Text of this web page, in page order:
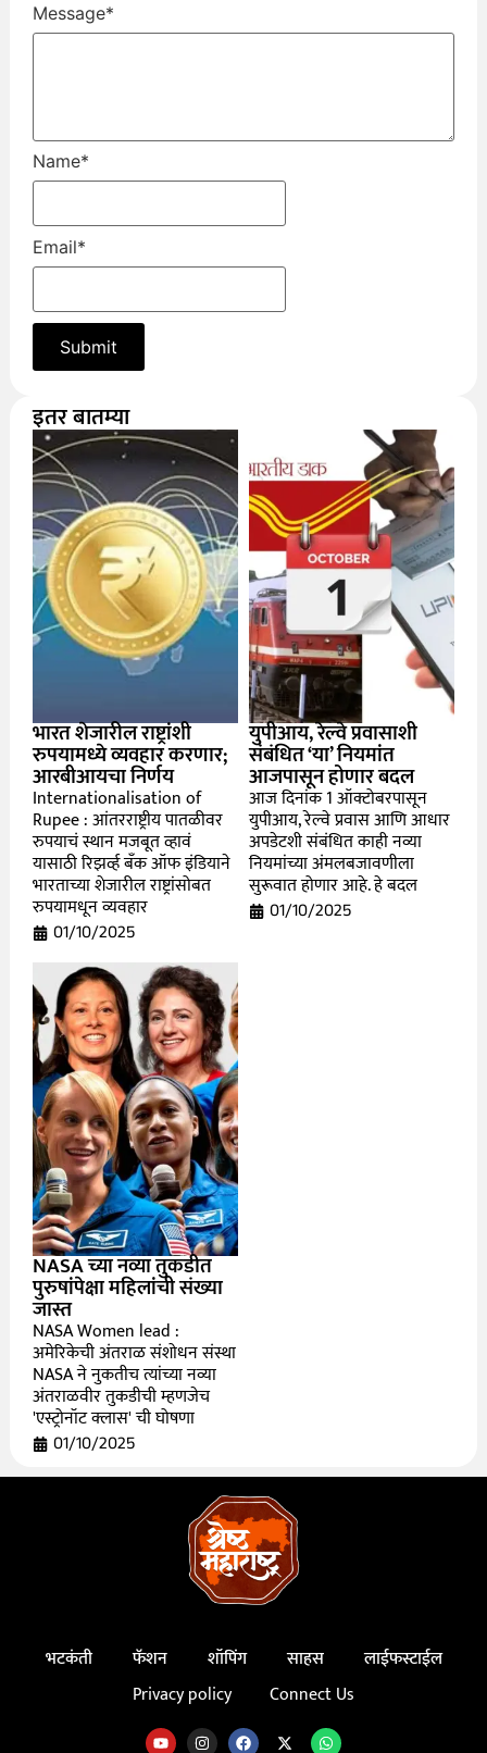
Message*
Name*
Email*
इतर बातम्या
भारत शेजारील राष्ट्रांशी
रुपयामध्ये व्यवहार करणार;
आरबीआयचा निर्णय
Internationalisation of
Rupee : आंतरराष्ट्रीय पातळीवर
रुपयाचं स्थान मजबूत व्हावं
यासाठी रिझर्व्ह बँक ऑफ इंडियाने
भारताच्या शेजारील राष्ट्रांसोबत
रुपयामधून व्यवहार
01/10/2025
युपीआय, रेल्वे प्रवासाशी
संबंधित ‘या’ नियमांत
आजपासून होणार बदल
आज दिनांक 1 ऑक्टोबरपासून
युपीआय, रेल्वे प्रवास आणि आधार
अपडेटशी संबंधित काही नव्या
नियमांच्या अंमलबजावणीला
सुरूवात होणार आहे. हे बदल
01/10/2025
NASA च्या नव्या तुकडीत
पुरुषांपेक्षा महिलांची संख्या
जास्त
NASA Women lead :
अमेरिकेची अंतराळ संशोधन संस्था
NASA ने नुकतीच त्यांच्या नव्या
अंतराळवीर तुकडीची म्हणजेच
'एस्ट्रोनॉट क्लास' ची घोषणा
01/10/2025
भटकंती फॅशन शॉपिंग साहस
लाईफस्टाईल
Privacy policy
Connect Us